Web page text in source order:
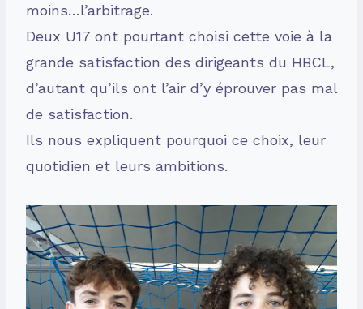
moins…l’arbitrage.
Deux U17 ont pourtant choisi cette voie à la
grande satisfaction des dirigeants du HBCL,
d’autant qu’ils ont l’air d’y éprouver pas mal
de satisfaction.
Ils nous expliquent pourquoi ce choix, leur
quotidien et leurs ambitions.